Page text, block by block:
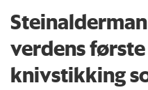
verdens
knivstikking